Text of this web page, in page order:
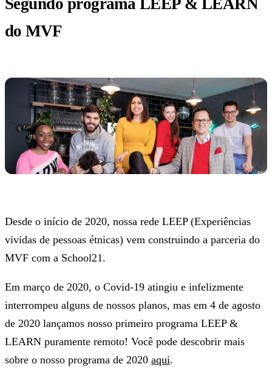
Segundo programa LEEP & LEARN
do MVF
Desde o início de 2020, nossa rede LEEP (Experiências
vividas de pessoas étnicas) vem construindo a parceria do
MVF com a School21.
Em março de 2020, o Covid-19 atingiu e infelizmente
interrompeu alguns de nossos planos, mas em 4 de agosto
de 2020 lançamos nosso primeiro programa LEEP &
LEARN puramente remoto! Você pode descobrir mais
sobre o nosso programa de 2020 aqui.